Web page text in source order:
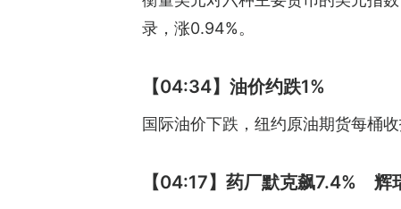
录，涨0.94%。
【04:34】油价约跌1%
国际油价下跌，纽约原油期货每桶
【04:17】药厂默克飙7.4% 辉